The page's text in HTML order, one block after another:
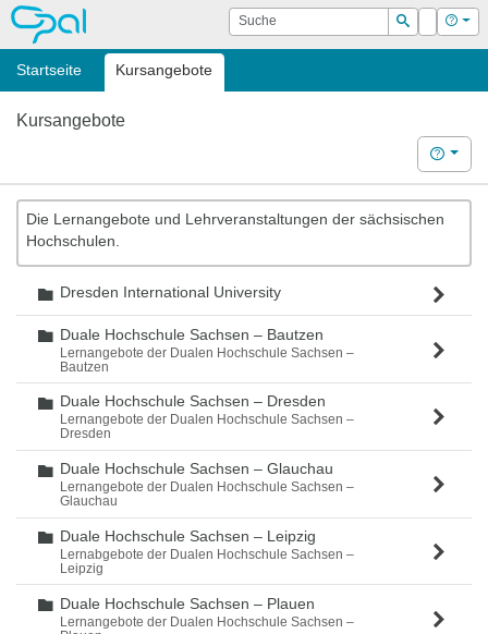
OPAL Suche
Suchen
Login Hilfe
Startseite Kursangebote
Kursangebote
Hilfe
Die Lernangebote und Lehrveranstaltungen der sächsischen
Hochschulen.
Ordner
Dresden International University
Ordner
Duale Hochschule Sachsen – Bautzen
Lernangebote der Dualen Hochschule Sachsen –
Bautzen
Ordner
Duale Hochschule Sachsen – Dresden
Lernangebote der Dualen Hochschule Sachsen –
Dresden
Ordner
Duale Hochschule Sachsen – Glauchau
Lernangebote der Dualen Hochschule Sachsen –
Glauchau
Ordner
Duale Hochschule Sachsen – Leipzig
Lernabgebote der Dualen Hochschule Sachsen –
Leipzig
Ordner
Duale Hochschule Sachsen – Plauen
Lernangebote der Dualen Hochschule Sachsen –